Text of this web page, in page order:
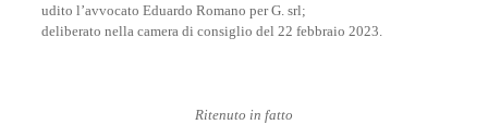
udito l’avvocato Eduardo Romano per G. srl;
deliberato nella camera di consiglio del 22 febbraio 2023.
Ritenuto in fatto